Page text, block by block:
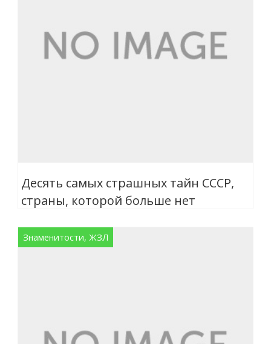
Десять самых страшных тайн СССР,
страны, которой больше нет
Знаменитости, ЖЗЛ